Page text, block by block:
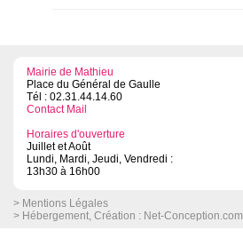
Mairie de Mathieu
Place du Général de Gaulle
Tél : 02.31.44.14.60
Contact Mail
Horaires d'ouverture
Juillet et Août
Lundi, Mardi, Jeudi, Vendredi :
13h30 à 16h00
> Mentions Légales
> Hébergement, Création : Net-Conception.com